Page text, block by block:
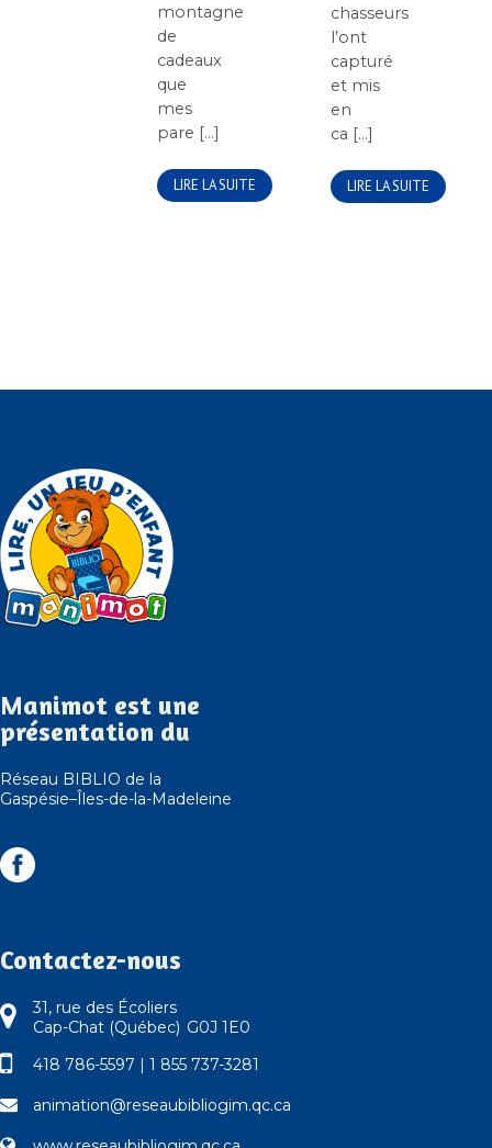
montagne
de
cadeaux
que
mes
pare [...]
LIRE LA SUITE
chasseurs
l’ont
capturé
et mis
en
ca [...]
LIRE LA SUITE
Manimot est une
présentation du
Réseau BIBLIO de la
Gaspésie–Îles-de-la-Madeleine
Contactez-nous
31, rue des Écoliers
Cap-Chat (Québec) G0J 1E0
418 786-5597
1 855 737-3281
animation@reseaubibliogim.qc.ca